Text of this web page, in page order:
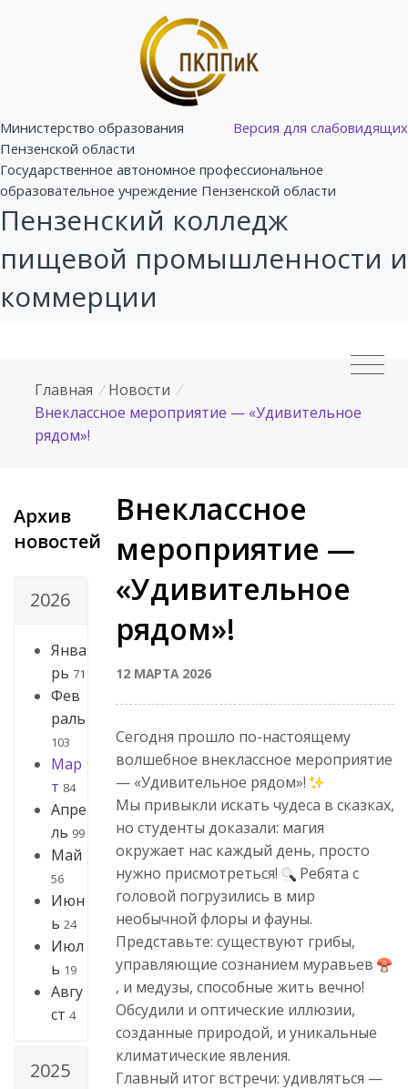
Версия для слабовидящих
Министерство образования
Пензенской области
Государственное автономное профессиональное
образовательное учреждение Пензенской области
Пензенский колледж
пищевой промышленности и
коммерции
Главная / Новости /
Внеклассное мероприятие — «Удивительное
рядом»!
Архив
новостей
2026
Янва
рь 71
Фев
раль
103
Мар
т 84
Апре
ль 99
Май
56
Июн
ь 24
Июл
ь 19
Авгу
ст 4
2025
Внеклассное
мероприятие —
«Удивительное
рядом»!
12 МАРТА 2026
Сегодня прошло по-настоящему
волшебное внеклассное мероприятие
— «Удивительное рядом»!
Мы привыкли искать чудеса в сказках,
но студенты доказали: магия
окружает нас каждый день, просто
нужно присмотреться!
Ребята с
головой погрузились в мир
необычной флоры и фауны.
Представьте: существуют грибы,
управляющие сознанием муравьев
, и медузы, способные жить вечно!
Обсудили и оптические иллюзии,
созданные природой, и уникальные
климатические явления.
Главный итог встречи: удивляться —